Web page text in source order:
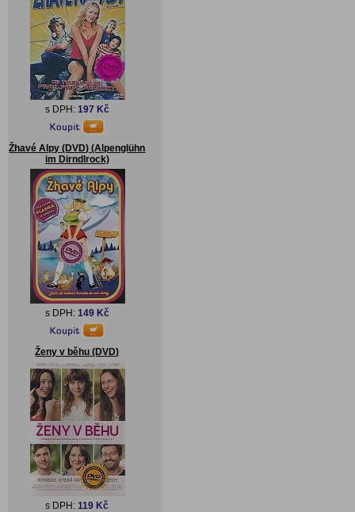
s DPH: 197 Kč
Žhavé Alpy (DVD) (Alpenglühn
im Dirndlrock)
s DPH: 149 Kč
Ženy v běhu (DVD)
s DPH:119 Kč